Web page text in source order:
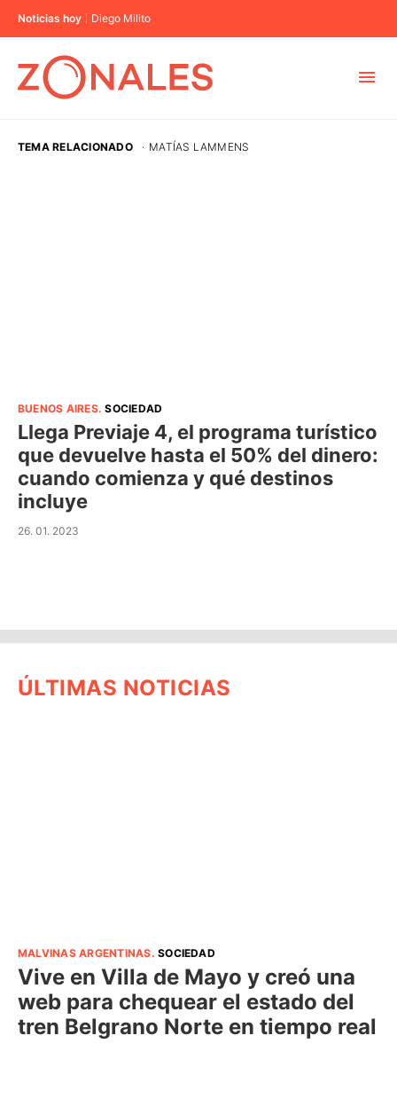
Noticias hoy Diego Milito
TEMA RELACIONADO · MATÍAS LAMMENS
BUENOS AIRES.SOCIEDAD
Llega Previaje 4, el programa turístico
que devuelve hasta el 50% del dinero:
cuando comienza y qué destinos
incluye
26. 01. 2023
ÚLTIMAS NOTICIAS
MALVINAS ARGENTINAS.SOCIEDAD
Vive en Villa de Mayo y creó una
web para chequear el estado del
tren Belgrano Norte en tiempo real